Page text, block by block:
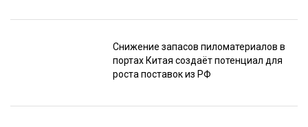
Снижение запасов пиломатериалов в
портах Китая создаёт потенциал для
роста поставок из РФ